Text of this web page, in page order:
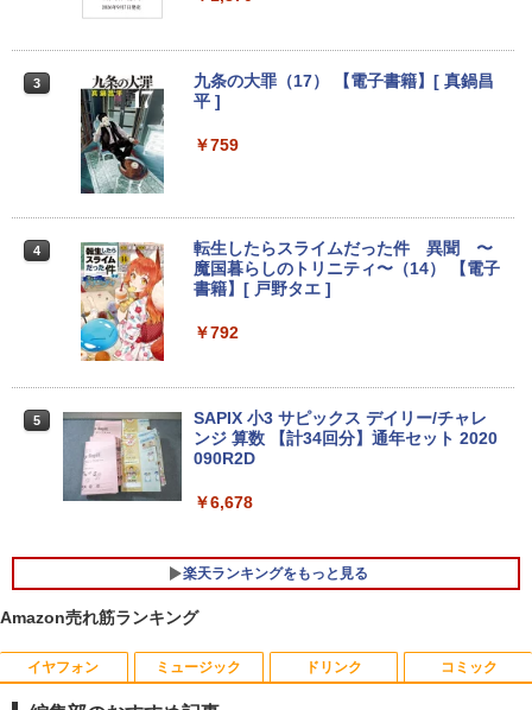
￥49,800
2337】 本体 Anker ACアダプター＆ケー
ブル付き 送料無料 当社保証付き アップ
ル
【展示品】 Microsoft マイクロソフト S
urface Pro 第11世代 13.0インチ / Snap
dragon X Plus/ メモリ 16GB / SSD 512
GB / 顔認証/ タッチパネル/ NPU搭載/ キ
サファイア
5
Microsoft｜マイクロソフト ノートパソ
ンチ オーシャングリーン EP2-30766 [C
opilot+ PC /13.0型 /Windows11 Home /
Snapdragon X Plus /メモリ：16GB /UF
画面 TÜV認証 目にやさしい 調整可能な
スタンド VESA
e Care ［23.8型 / フルHD(1920×1080) /
ワイド］ VA249HG
￥13,800
レイ(23.8型/ADS/FullHD 1920×1080/10
0Hz/5ms/HDMI/DP/USB Type-C/VESA/5
年保証・無輝点保証)(ホワイト) LCD-C2
42SDW
￥25,977
5
Philips｜フィリップス 液晶ディスプレ
ms)(ブラック) 24E1N5600E/11
￥29,800
3
九条の大罪（17） 【電子書籍】[ 真鍋昌
平 ]
￥759
4
転生したらスライムだった件 異聞 〜
魔国暮らしのトリニティ〜（14） 【電子
書籍】[ 戸野タエ ]
￥792
5
SAPIX 小3 サピックス デイリー/チャレ
ンジ 算数 【計34回分】通年セット 2020
090R2D
￥6,678
楽天ランキングをもっと見る
Amazon売れ筋ランキング
イヤフォン ミュージック ドリンク コミック